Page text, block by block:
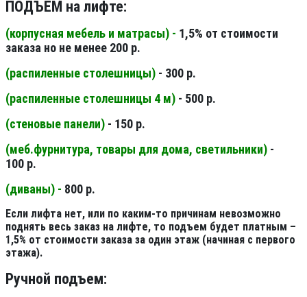
ПОДЪЕМ на лифте:
(корпусная мебель и матрасы) - 1,5% от стоимости
заказа но не менее 200 р.
(распиленные столешницы) - 300 р.
(распиленные столешницы 4 м) - 500 р.
(стеновые панели) - 150 р.
(меб.фурнитура, товары для дома, светильники) -
100 р.
(диваны) - 800 р.
Если лифта нет, или по каким-то причинам невозможно
поднять весь заказ на лифте, то подъем будет платным –
1,5% от стоимости заказа за один этаж (начиная с первого
этажа).
Ручной подъем: